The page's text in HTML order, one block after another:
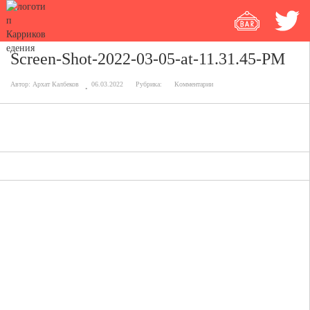
Screen-Shot-2022-03-05-at-11.31.45-PM
Автор: Архат Калбеков 06.03.2022 Рубрика: Комментарии